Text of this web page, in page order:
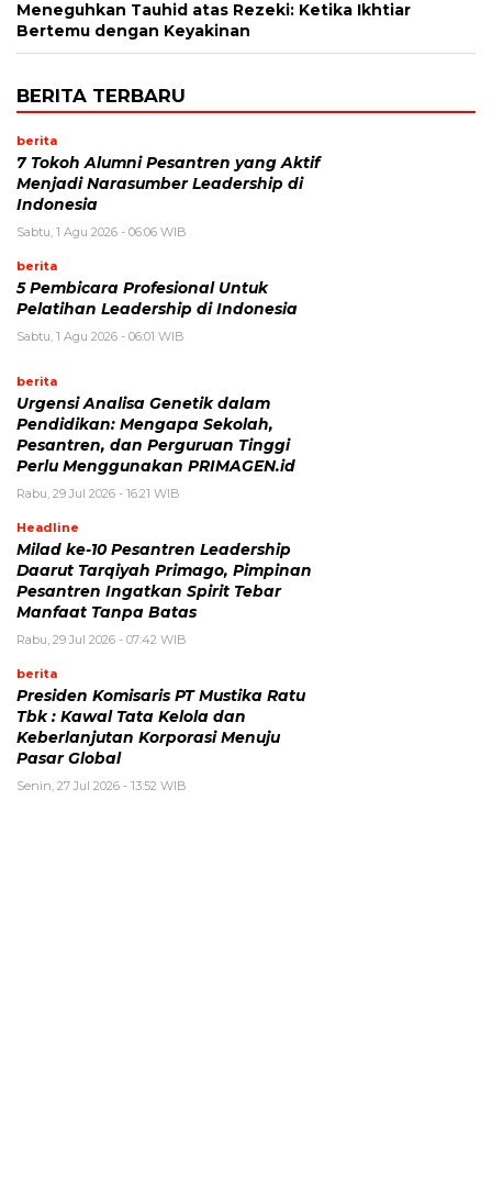
Meneguhkan Tauhid atas Rezeki: Ketika Ikhtiar
Bertemu dengan Keyakinan
BERITA TERBARU
berita
7 Tokoh Alumni Pesantren yang Aktif
Menjadi Narasumber Leadership di
Indonesia
Sabtu, 1 Agu 2026 - 06:06 WIB
berita
5 Pembicara Profesional Untuk
Pelatihan Leadership di Indonesia
Sabtu, 1 Agu 2026 - 06:01 WIB
berita
Urgensi Analisa Genetik dalam
Pendidikan: Mengapa Sekolah,
Pesantren, dan Perguruan Tinggi
Perlu Menggunakan PRIMAGEN.id
Rabu, 29 Jul 2026 - 16:21 WIB
Headline
Milad ke-10 Pesantren Leadership
Daarut Tarqiyah Primago, Pimpinan
Pesantren Ingatkan Spirit Tebar
Manfaat Tanpa Batas
Rabu, 29 Jul 2026 - 07:42 WIB
berita
Presiden Komisaris PT Mustika Ratu
Tbk : Kawal Tata Kelola dan
Keberlanjutan Korporasi Menuju
Pasar Global
Senin, 27 Jul 2026 - 13:52 WIB